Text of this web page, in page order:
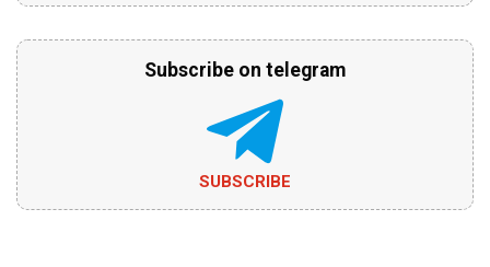
Subscribe on telegram
SUBSCRIBE